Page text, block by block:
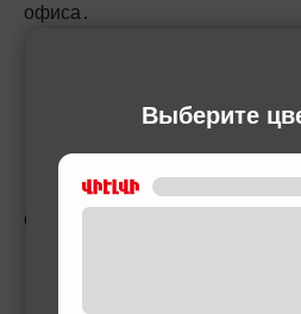
Выберите
офиса․
СОПУТСТВУЮЩИЕ